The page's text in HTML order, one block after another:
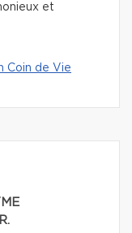
et
Coin de Vie